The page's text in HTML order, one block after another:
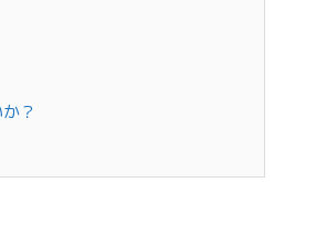
？